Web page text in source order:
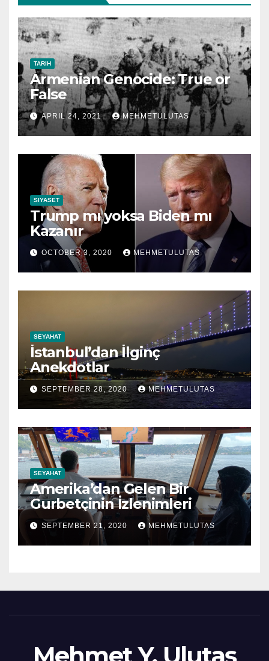
TARIH
Armenian Genocide: True or
False
APRIL 24, 2021 MEHMETULUTAS
SIYASET
Trump mı yoksa Biden mı
Kazanır
OCTOBER 3, 2020 MEHMETULUTAS
SEYAHAT
İstanbul’dan İlginç
Anekdotlar
SEPTEMBER 28, 2020 MEHMETULUTAS
SEYAHAT
Amerika’dan Gelen Bir
Gurbetçinin İzlenimleri
SEPTEMBER 21, 2020 MEHMETULUTAS